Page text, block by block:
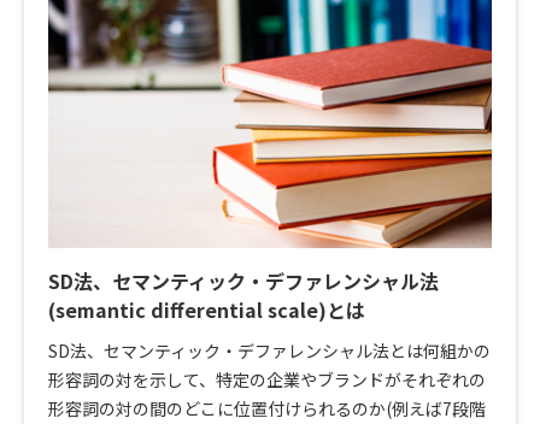
SD法、セマンティック・デファレンシャル法
(semantic differential scale)とは
SD法、セマンティック・デファレンシャル法とは何組かの
形容詞の対を示して、特定の企業やブランドがそれぞれの
形容詞の対の間のどこに位置付けられるのか(例えば7段階